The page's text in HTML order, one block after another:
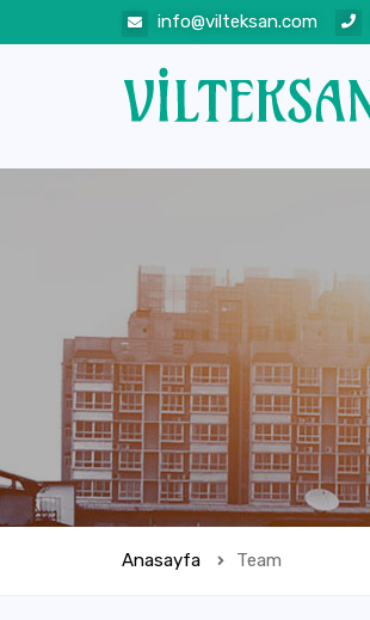
info@vilteksan.com
Anasayfa Team